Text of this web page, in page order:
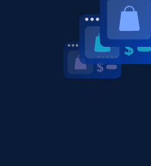
Etsy - Collect data on
specified keywords
URL, Product id, Listing
Reviews count shop,
price, and more.